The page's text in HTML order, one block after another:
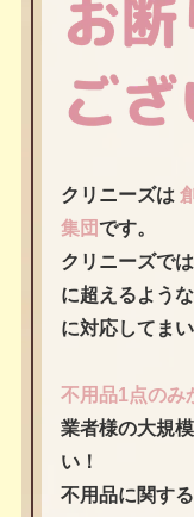
クリニーズは
集団です。
クリニーズで
に超えるよう
に対応してまい
不用品1点のみ
業者様の大規
い！
不用品に関す